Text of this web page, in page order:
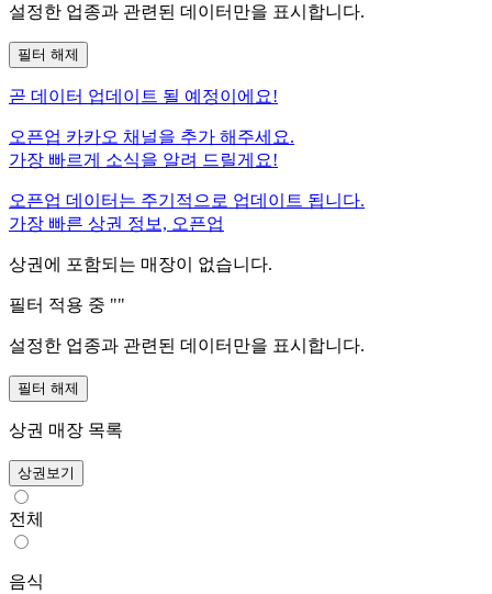
설정한 업종과 관련된 데이터만을 표시합니다.
필터 해제
곧 데이터 업데이트 될 예정이에요!
오픈업 카카오 채널을 추가 해주세요.
가장 빠르게 소식을 알려 드릴게요!
오픈업 데이터는 주기적으로 업데이트 됩니다.
가장 빠른 상권 정보, 오픈업
상권에 포함되는 매장이 없습니다.
필터 적용 중 ""
설정한 업종과 관련된 데이터만을 표시합니다.
필터 해제
상권 매장 목록
상권보기
전체
음식